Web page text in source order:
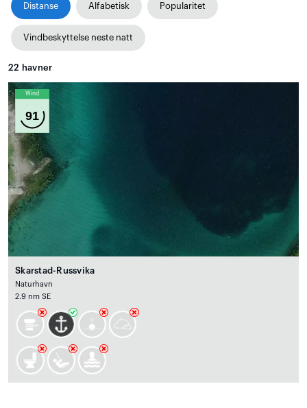
Distanse Alfabetisk Popularitet
Vindbeskyttelse neste natt
22 havner
Wind
91
Skarstad-Russvika
Naturhavn
2.9 nm SE